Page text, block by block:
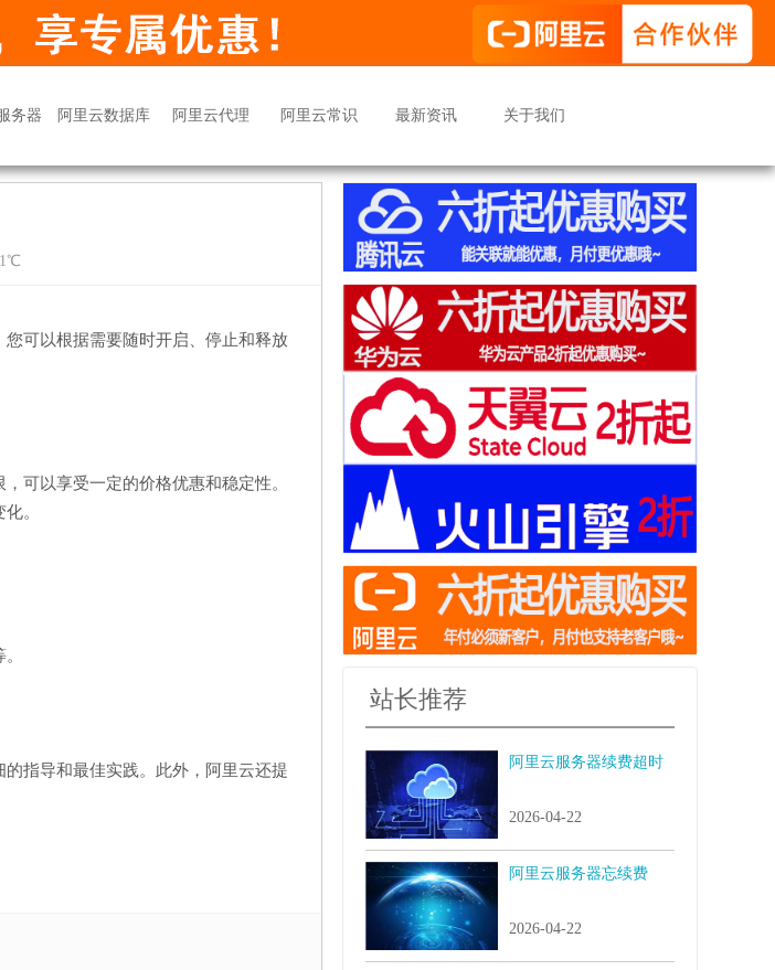
务器 阿里云数据库 阿里云代理 阿里云常识 最新资讯 关于我们
可以根据需要随时开启、停止和释放
可以享受一定的价格优惠和稳定性。
。
指导和最佳实践。此外，阿里云还提
站长推荐
阿里云服务器续费超时
2026-04-22
阿里云服务器忘续费
2026-04-22